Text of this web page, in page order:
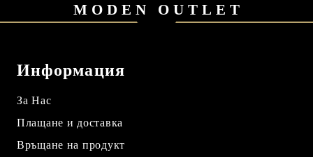
MODEN OUTLET
Информация
За Нас
Плащане и доставка
Връщане на продукт